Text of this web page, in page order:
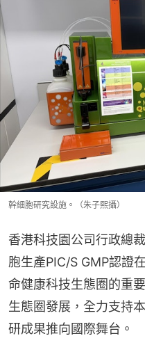
幹細胞研究設施。（朱子熙攝）
香港科技園公司行政總
胞生產PIC/S GMP認證
命健康科技生態圈的重
生態圈發展，全力支持
研成果推向國際舞台。